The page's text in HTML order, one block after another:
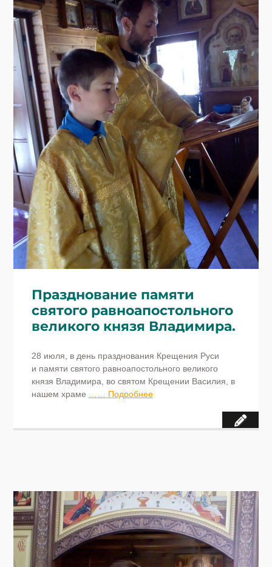
Празднование памяти
святого равноапостольного
великого князя Владимира.
28 июля, в день празднования Крещения Руси
и памяти святого равноапостольного великого
князя Владимира, во святом Крещении Василия, в
нашем храме …… Подробнее